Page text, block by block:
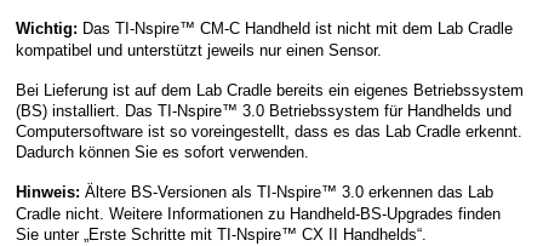
Wichtig: Das TI-Nspire™ CM-C Handheld ist nicht mit dem Lab Cradle
kompatibel und unterstützt jeweils nur einen Sensor.
Bei Lieferung ist auf dem Lab Cradle bereits ein eigenes Betriebssystem
(BS) installiert. Das TI-Nspire™ 3.0 Betriebssystem für Handhelds und
Computersoftware ist so voreingestellt, dass es das Lab Cradle erkennt.
Dadurch können Sie es sofort verwenden.
Hinweis: Ältere BS-Versionen als TI-Nspire™ 3.0 erkennen das Lab
Cradle nicht. Weitere Informationen zu Handheld-BS-Upgrades finden
Sie unter „Erste Schritte mit TI-Nspire™ CX II Handhelds“.